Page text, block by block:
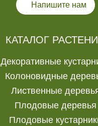
Напишите нам
КАТАЛОГ
Декоративные
Колоновидные
Лиственные
Плодовые деревья
Плодовые